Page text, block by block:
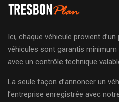
Ici, chaque véhicule provient
véhicules sont garantis
avec un contrôle technique
La seule façon d’annoncer un
l’entreprise enregistrée avec